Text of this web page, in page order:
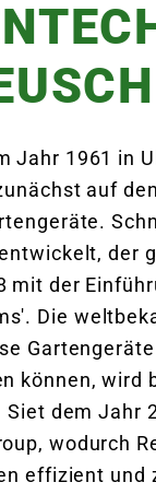
Jahr 1961 in
auf
der
mit der
Die
können, wird
dem Jahr
wodurch
effizient und